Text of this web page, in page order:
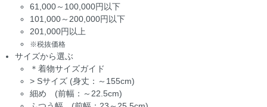
61,000～100,000円以下
101,000～200,000円以下
201,000円以上
※税抜価格
サイズから選ぶ
＊着物サイズガイド
> Sサイズ (身丈：～155cm)
細め (前幅：～22.5cm)